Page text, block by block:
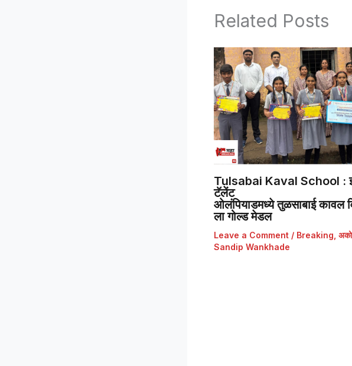
Related Posts
Tulsabai Kaval School :
टॅलेंट
ओलंपियाडमध्ये तुळसाबाई कावल
ला गोल्ड मेडल
Leave a Comment / Breaking
Sandip Wankhade